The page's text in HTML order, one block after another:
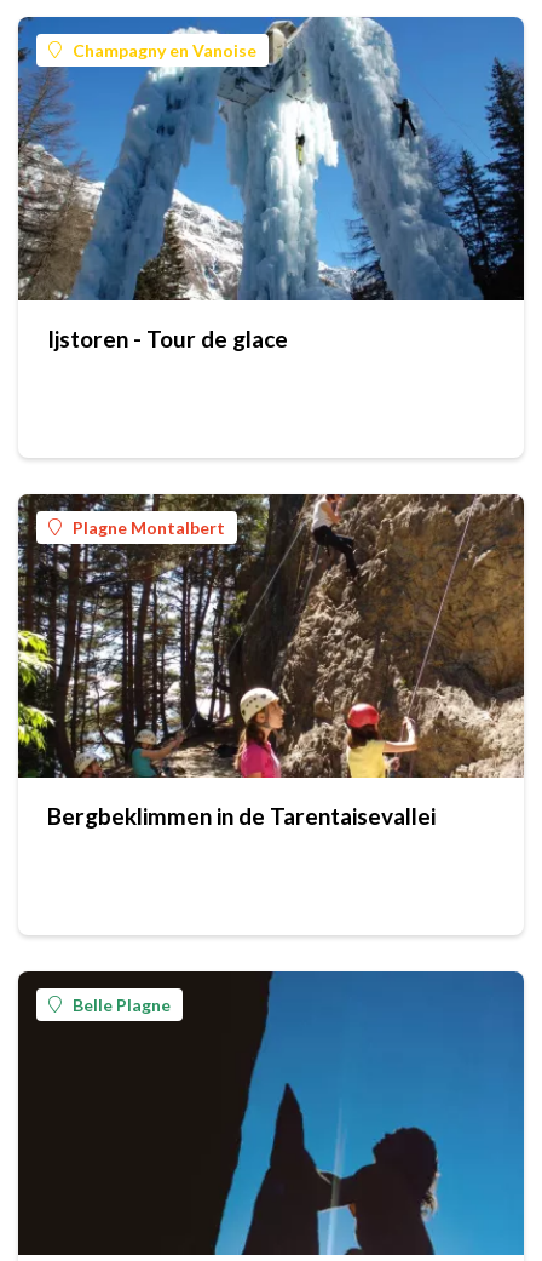
Champagny en Vanoise
Ijstoren - Tour de glace
Plagne Montalbert
Bergbeklimmen in de Tarentaisevallei
Belle Plagne